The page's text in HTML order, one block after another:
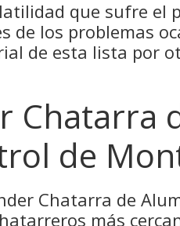
que sufre el
de los problemas
de esta lista por
Chatarra
de
Chatarra de
más